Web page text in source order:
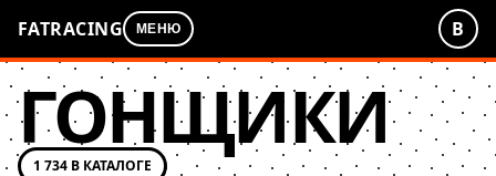
FATRACING МЕНЮ В
ГОНЩИКИ
1 734 В КАТАЛОГЕ